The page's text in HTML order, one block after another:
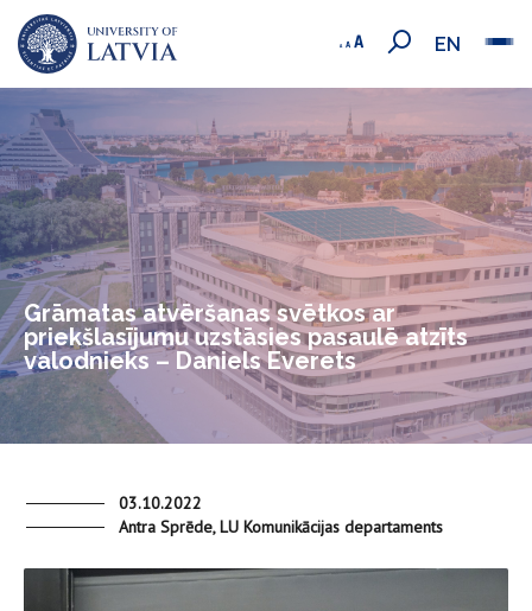
EN
Grāmatas atvēršanas svētkos ar
priekšlasījumu uzstāsies pasaulē atzīts
valodnieks – Daniels Everets
03.10.2022
Antra Sprēde, LU Komunikācijas departaments